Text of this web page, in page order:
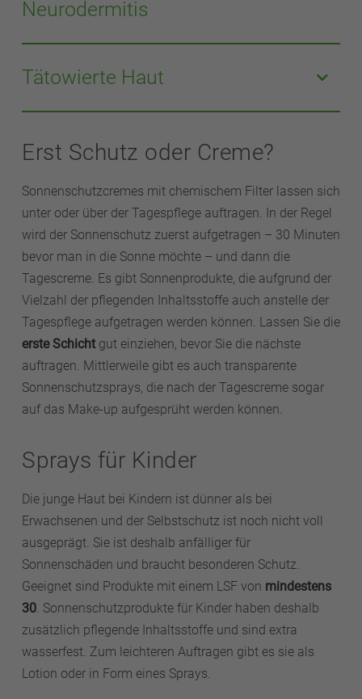
Mineralpigmenten verleihen zudem einen
Thiamidol, Viniferine aus der Weinrebe oder andere
und dunkle Flecken bei regelmäßiger Anwendung
Thermalwasser beruhigen die Haut sofort, spenden
Feuchtigkeit und mindern Zeichen von Hautalterung
wie Fältchen.
Neurodermitis
BeiNeurodermitisist ein Sonnenschutz für trockene
und/odere mpfindliche Haut
geeignet. Diese Produkte
enthalten keine Duftstoffe.
Tätowierte Haut
Sonnenschutzprodukte für tätowierte Haut tragen
ausbleichen und ihre Farbe behalten. Die enthaltenen
Pflegestoffe befeuchten die Haut und halten sie
geschmeidig, sie sind wasserfest und enthalten weder
Konservierungsstoffe noch Parfüm.
Erst Schutz oder Creme?
Sonnenschutzcremes mit chemischem Filter lassen sich
unter oder über der Tagespflege auftragen. In der Regel
wird der Sonnenschutz zuerst aufgetragen – 30 Minuten
bevor man in die Sonne möchte – und dann die
Tagescreme. Es gibt Sonnenprodukte, die aufgrund der
Vielzahl der pflegenden Inhaltsstoffe auch anstelle der
Tagespflege aufgetragen werden können. Lassen Sie die
erste Schichtgut einziehen, bevor Sie die nächste
auftragen. Mittlerweile gibt es auch transparente
Sonnenschutzsprays, die nach der Tagescreme sogar
auf das Make-up aufgesprüht werden können.
Sprays für Kinder
Die junge Haut bei Kindern ist dünner als bei
Erwachsenen und der Selbstschutz ist noch nicht voll
ausgeprägt. Sie ist deshalb anfälliger für
Sonnenschäden und braucht besonderen Schutz.
Geeignet sind Produkte mit einem LSF von mindestens
30. Sonnenschutzprodukte für Kinder haben deshalb
zusätzlich pflegende Inhaltsstoffe und sind extra
wasserfest. Zum leichteren Auftragen gibt es sie als
Lotion oder in Form eines Sprays.